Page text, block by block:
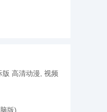
版 高清动漫, 视频
版)